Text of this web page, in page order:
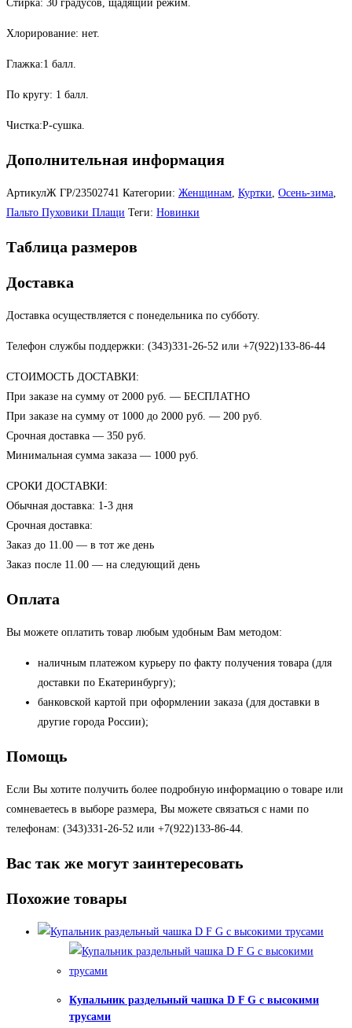
Стирка: 30 градусов, щадящий режим.
Хлорирование: нет.
Глажка:1 балл.
По кругу: 1 балл.
Чистка:Р-сушка.
Дополнительная информация
АртикулЖ ГР/23502741 Категории: Женщинам, Куртки, Осень-зима,
Пальто Пуховики Плащи Теги: Новинки
Таблица размеров
Доставка
Доставка осуществляется с понедельника по субботу.
Телефон службы поддержки: (343)331-26-52 или +7(922)133-86-44
СТОИМОСТЬ ДОСТАВКИ:
При заказе на сумму от 2000 руб. — БЕСПЛАТНО
При заказе на сумму от 1000 до 2000 руб. — 200 руб.
Срочная доставка — 350 руб.
Минимальная сумма заказа — 1000 руб.
СРОКИ ДОСТАВКИ:
Обычная доставка: 1-3 дня
Срочная доставка:
Заказ до 11.00 — в тот же день
Заказ после 11.00 — на следующий день
Оплата
Вы можете оплатить товар любым удобным Вам методом:
наличным платежом курьеру по факту получения товара (для
доставки по Екатеринбургу);
банковской картой при оформлении заказа (для доставки в
другие города России);
Помощь
Если Вы хотите получить более подробную информацию о товаре или
сомневаетесь в выборе размера, Вы можете связаться с нами по
телефонам: (343)331-26-52 или +7(922)133-86-44.
Вас так же могут заинтересовать
Похожие товары
Купальник раздельный чашка D F G с высокими
трусами